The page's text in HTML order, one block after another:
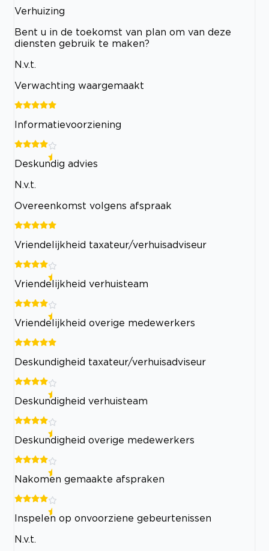
Verhuizing
Bent u in de toekomst van plan om van deze
diensten gebruik te maken?
N.v.t.
Verwachting waargemaakt
Informatievoorziening
Deskundig advies
N.v.t.
Overeenkomst volgens afspraak
Vriendelijkheid taxateur/verhuisadviseur
Vriendelijkheid verhuisteam
Vriendelijkheid overige medewerkers
Deskundigheid taxateur/verhuisadviseur
Deskundigheid verhuisteam
Deskundigheid overige medewerkers
Nakomen gemaakte afspraken
Inspelen op onvoorziene gebeurtenissen
N.v.t.